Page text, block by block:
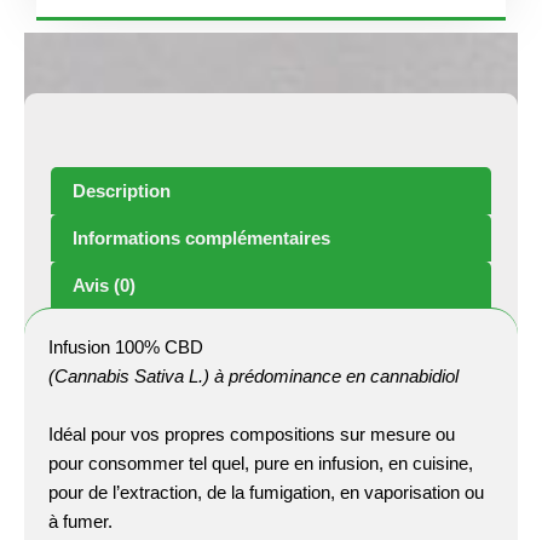
Description
Informations complémentaires
Avis (0)
Infusion 100% CBD
(Cannabis Sativa L.) à prédominance en cannabidiol
Idéal pour vos propres compositions sur mesure ou
pour consommer tel quel, pure en infusion, en cuisine,
pour de l’extraction, de la fumigation, en vaporisation ou
à fumer.